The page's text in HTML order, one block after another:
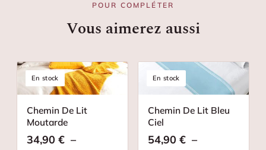
POUR COMPLÉTER
Vous aimerez aussi
En stock
Chemin De Lit
Moutarde
34,90 € –
En stock
Chemin De Lit Bleu
Ciel
54,90 € –